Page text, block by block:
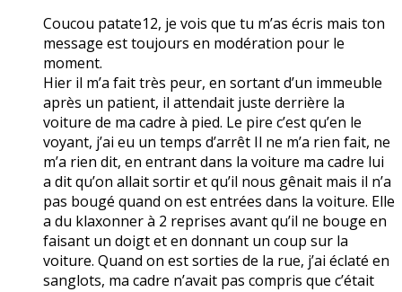
Coucou patate12, je vois que tu m’as écris mais ton
message est toujours en modération pour le
moment.
Hier il m’a fait très peur, en sortant d’un immeuble
après un patient, il attendait juste derrière la
voiture de ma cadre à pied. Le pire c’est qu’en le
voyant, j’ai eu un temps d’arrêt Il ne m’a rien fait, ne
m’a rien dit, en entrant dans la voiture ma cadre lui
a dit qu’on allait sortir et qu’il nous gênait mais il n’a
pas bougé quand on est entrées dans la voiture. Elle
a du klaxonner à 2 reprises avant qu’il ne bouge en
faisant un doigt et en donnant un coup sur la
voiture. Quand on est sorties de la rue, j’ai éclaté en
sanglots, ma cadre n’avait pas compris que c’était